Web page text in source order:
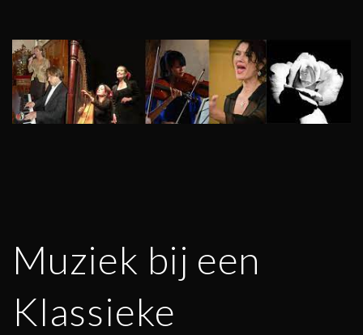
Muziek bij een
Klassieke